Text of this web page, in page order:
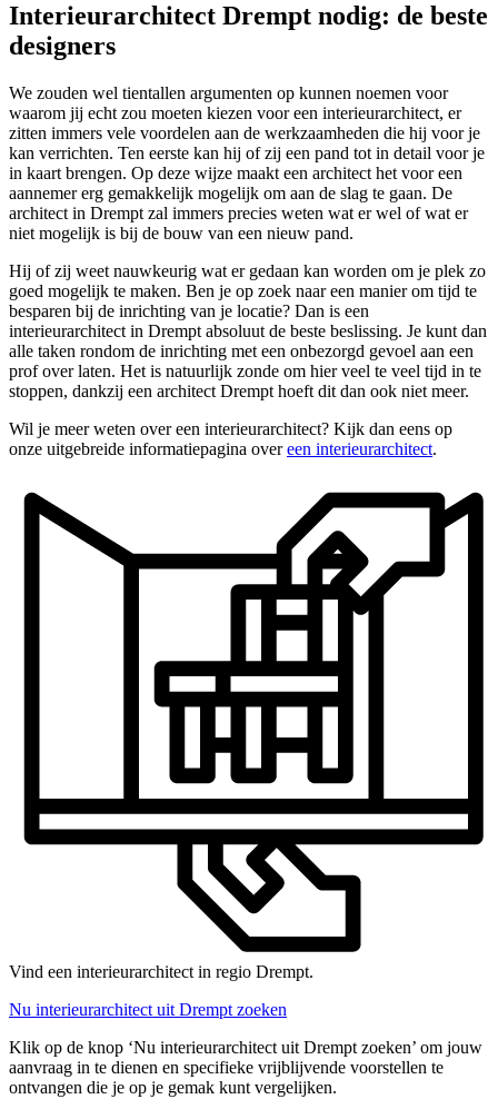
Interieurarchitect Drempt nodig: de beste
designers
We zouden wel tientallen argumenten op kunnen noemen voor
waarom jij echt zou moeten kiezen voor een interieurarchitect, er
zitten immers vele voordelen aan de werkzaamheden die hij voor je
kan verrichten. Ten eerste kan hij of zij een pand tot in detail voor je
in kaart brengen. Op deze wijze maakt een architect het voor een
aannemer erg gemakkelijk mogelijk om aan de slag te gaan. De
architect in Drempt zal immers precies weten wat er wel of wat er
niet mogelijk is bij de bouw van een nieuw pand.
Hij of zij weet nauwkeurig wat er gedaan kan worden om je plek zo
goed mogelijk te maken. Ben je op zoek naar een manier om tijd te
besparen bij de inrichting van je locatie? Dan is een
interieurarchitect in Drempt absoluut de beste beslissing. Je kunt dan
alle taken rondom de inrichting met een onbezorgd gevoel aan een
prof over laten. Het is natuurlijk zonde om hier veel te veel tijd in te
stoppen, dankzij een architect Drempt hoeft dit dan ook niet meer.
Wil je meer weten over een interieurarchitect? Kijk dan eens op
onze uitgebreide informatiepagina overeen interieurarchitect.
Vind een interieurarchitect in regio Drempt.
Nu interieurarchitect uit Drempt zoeken
Klik op de knop ‘Nu interieurarchitect uit Drempt zoeken’ om jouw
aanvraag in te dienen en specifieke vrijblijvende voorstellen te
ontvangen die je op je gemak kunt vergelijken.